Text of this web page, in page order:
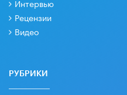
Интервью
Рецензии
Видео
РУБРИКИ